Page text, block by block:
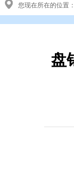
您现在所在的位置：
盘